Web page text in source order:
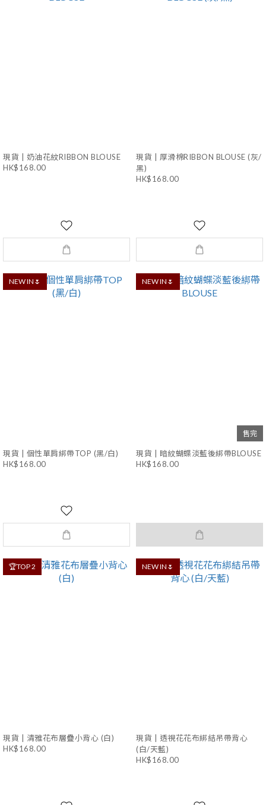
現貨 | 奶油花紋RIBBON BLOUSE
HK$168.00
現貨 | 厚滑棉RIBBON BLOUSE (灰/
黑)
HK$168.00
NEW IN🌷
現貨 | 個性單肩綁帶TOP (黑/白)
HK$168.00
NEW IN🌷
售完
現貨 | 暗紋蝴蝶淡藍後綁帶BLOUSE
HK$168.00
🏆TOP 2
現貨 | 清雅花布層疊小背心 (白)
HK$168.00
NEW IN🌷
現貨 | 透視花花布綁結吊帶背心
(白/天藍)
HK$168.00